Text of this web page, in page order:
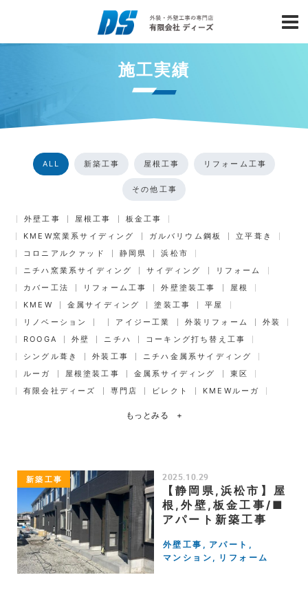
施工実績
ALL 新築工事 屋根工事 リフォーム工事
その他工事
外壁工事 屋根工事
板金工事
KMEW窯業系サイディング
ガルバリウム鋼板
立平葺き
コロニアルクァッド
静岡県
浜松市
ニチハ窯業系サイディング
サイディング
リフォーム
カバー工法
リフォーム工事 外壁塗装工事
屋根
KMEW
金属サイディング 塗装工事
平屋
リノベーション
アイジー工業 外装リフォーム
外装
ROOGA
外壁 ニチハ
コーキング打ち替え工事
シングル葺き
外装工事
ニチハ金属系サイディング
ルーガ
屋根塗装工事 金属系サイディング
東区
有限会社ディーズ
専門店 ビレクト KMEWルーガ
もっとみる +
新築工事 2025.10.29
【静岡県,浜松市】屋
根,外壁,板金工事/■
アパート新築工事
外壁工事
アパート
マンション
リフォーム